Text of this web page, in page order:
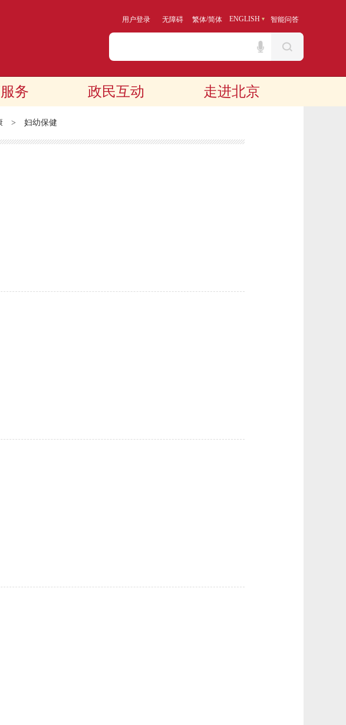
用户登录 无障碍 繁体/简体 ENGLISH 智能问答
务 政民互动 走进北京
> 妇幼保健